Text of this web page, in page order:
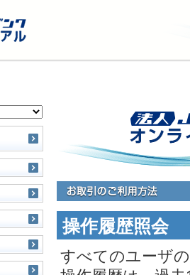
操作履歴照会
すべてのユーザ